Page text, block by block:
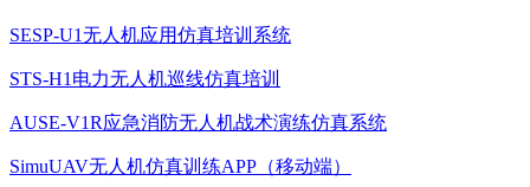
SESP-U1无人机应用仿真培训系统
STS-H1电力无人机巡线仿真培训
AUSE-V1R应急消防无人机战术演练仿真系统
SimuUAV无人机仿真训练APP（移动端）